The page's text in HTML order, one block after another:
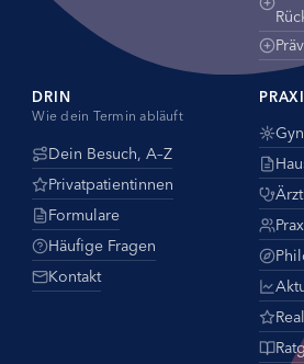
DRIN
Wie dein Termin abläuft
Dein Besuch, A–Z
Privatpatientinnen
Formulare
Häufige Fragen
Kontakt